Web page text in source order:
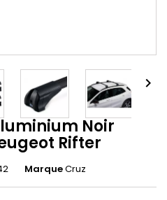

Noir
Rifter
MarqueCruz